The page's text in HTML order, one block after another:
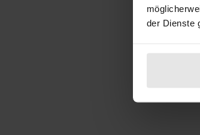
der Dienste